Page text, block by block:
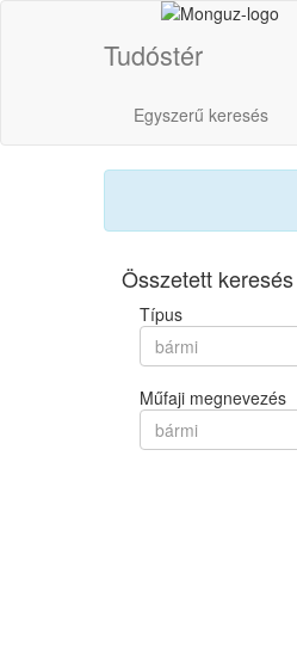
Tudóstér
Egyszerű keresés
Összetett keresés
Típus
bármi
Műfaji megnevezés
bármi